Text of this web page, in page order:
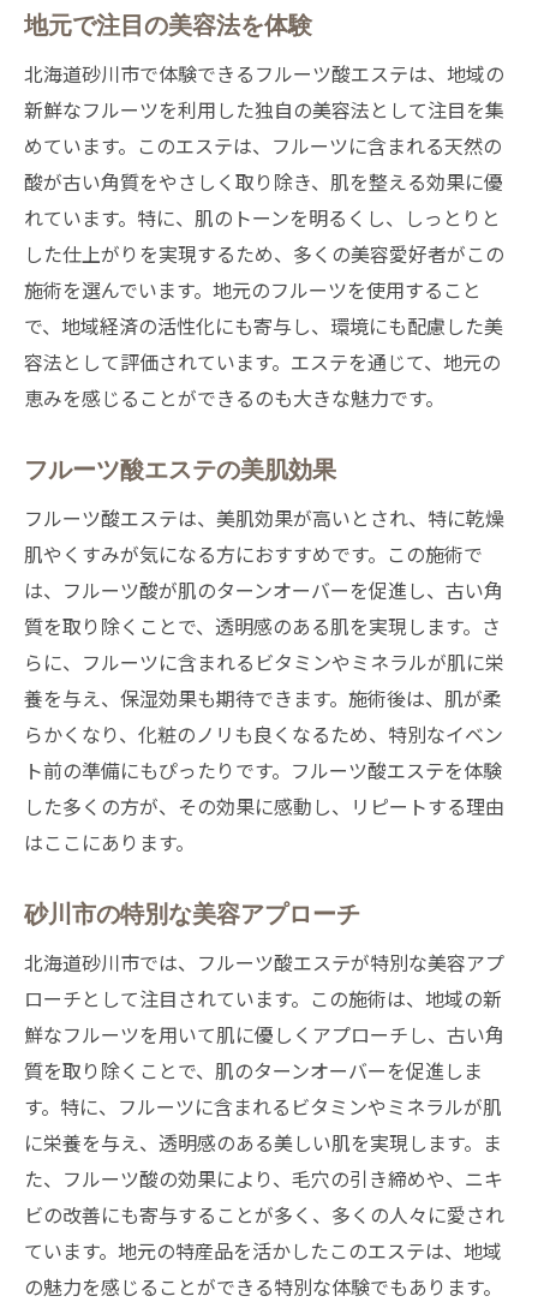
地元で注目の美容法を体験
北海道砂川市で体験できるフルーツ酸エステは、地域の
新鮮なフルーツを利用した独自の美容法として注目を集
めています。このエステは、フルーツに含まれる天然の
酸が古い角質をやさしく取り除き、肌を整える効果に優
れています。特に、肌のトーンを明るくし、しっとりと
した仕上がりを実現するため、多くの美容愛好者がこの
施術を選んでいます。地元のフルーツを使用すること
で、地域経済の活性化にも寄与し、環境にも配慮した美
容法として評価されています。エステを通じて、地元の
恵みを感じることができるのも大きな魅力です。
フルーツ酸エステの美肌効果
フルーツ酸エステは、美肌効果が高いとされ、特に乾燥
肌やくすみが気になる方におすすめです。この施術で
は、フルーツ酸が肌のターンオーバーを促進し、古い角
質を取り除くことで、透明感のある肌を実現します。さ
らに、フルーツに含まれるビタミンやミネラルが肌に栄
養を与え、保湿効果も期待できます。施術後は、肌が柔
らかくなり、化粧のノリも良くなるため、特別なイベン
ト前の準備にもぴったりです。フルーツ酸エステを体験
した多くの方が、その効果に感動し、リピートする理由
はここにあります。
砂川市の特別な美容アプローチ
北海道砂川市では、フルーツ酸エステが特別な美容アプ
ローチとして注目されています。この施術は、地域の新
鮮なフルーツを用いて肌に優しくアプローチし、古い角
質を取り除くことで、肌のターンオーバーを促進しま
す。特に、フルーツに含まれるビタミンやミネラルが肌
に栄養を与え、透明感のある美しい肌を実現します。ま
た、フルーツ酸の効果により、毛穴の引き締めや、ニキ
ビの改善にも寄与することが多く、多くの人々に愛され
ています。地元の特産品を活かしたこのエステは、地域
の魅力を感じることができる特別な体験でもあります。